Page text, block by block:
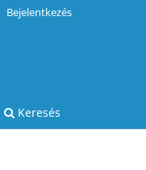
Keresés
Bejelentkezés